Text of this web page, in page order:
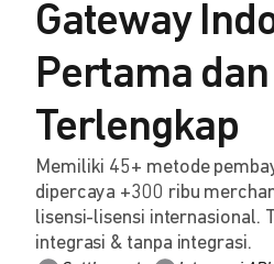
Gateway
Pertama dan
Terlengkap
Memiliki 45+ metode
dipercaya +300 ribu
lisensi-lisensi internasional.
integrasi & tanpa integrasi.